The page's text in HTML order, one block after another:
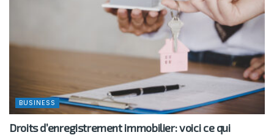
BUSINESS
Droits d’enregistrement immobilier: voici ce qui